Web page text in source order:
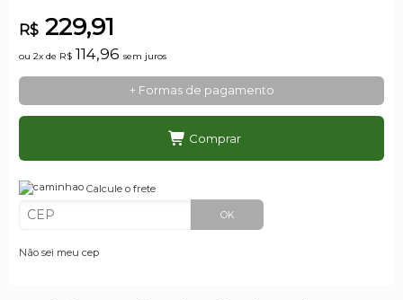
R$229,91
ou 2x de R$114,96 sem juros
+ Formas de pagamento
Comprar
Calcule o frete
OK
Não sei meu cep